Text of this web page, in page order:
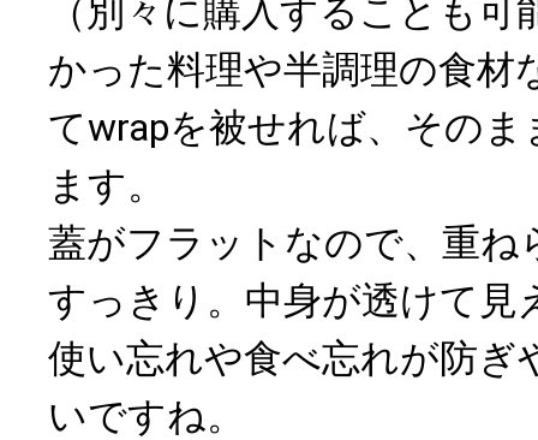
（別々に購入することも
かった料理や半調理の食材
てwrapを被せれば、その
ます。
蓋がフラットなので、重ね
すっきり。中身が透けて見
使い忘れや食べ忘れが防ぎ
いですね。